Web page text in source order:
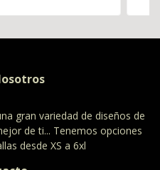
gran variedad de diseños de
de ti... Tenemos opciones
desde XS a 6xl